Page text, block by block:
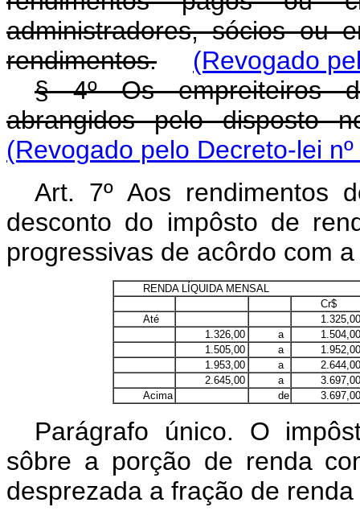
administradores, sócios ou
rendimentos.
(Revogado
§ 4º Os empreiteiros
abrangidos pelo disposto
(Revogado pelo Decreto-lei
Art. 7º Aos rendimentos
desconto do impôsto de
progressivas de acôrdo com
RENDA LÍQUIDA MENSAL
Cr$
Até
1.326,00
a
1.505,00
a
1.953,00
a
2.645,00
a
Acima
de
Parágrafo único. O
sôbre a porção de renda
desprezada a fração de